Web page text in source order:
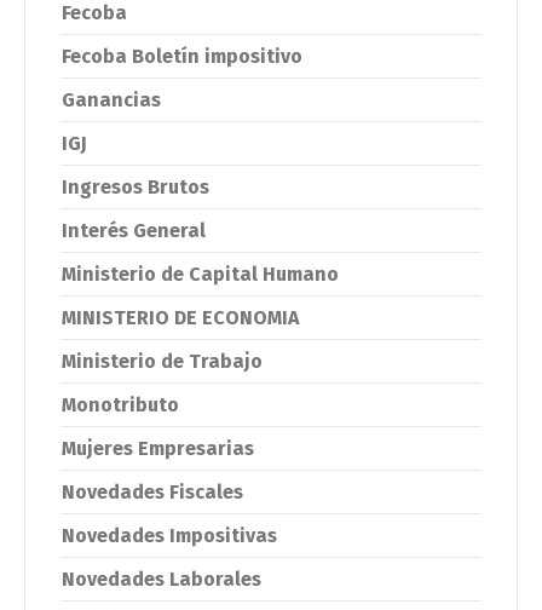
Fecoba
Fecoba Boletín impositivo
Ganancias
IGJ
Ingresos Brutos
Interés General
Ministerio de Capital Humano
MINISTERIO DE ECONOMIA
Ministerio de Trabajo
Monotributo
Mujeres Empresarias
Novedades Fiscales
Novedades Impositivas
Novedades Laborales